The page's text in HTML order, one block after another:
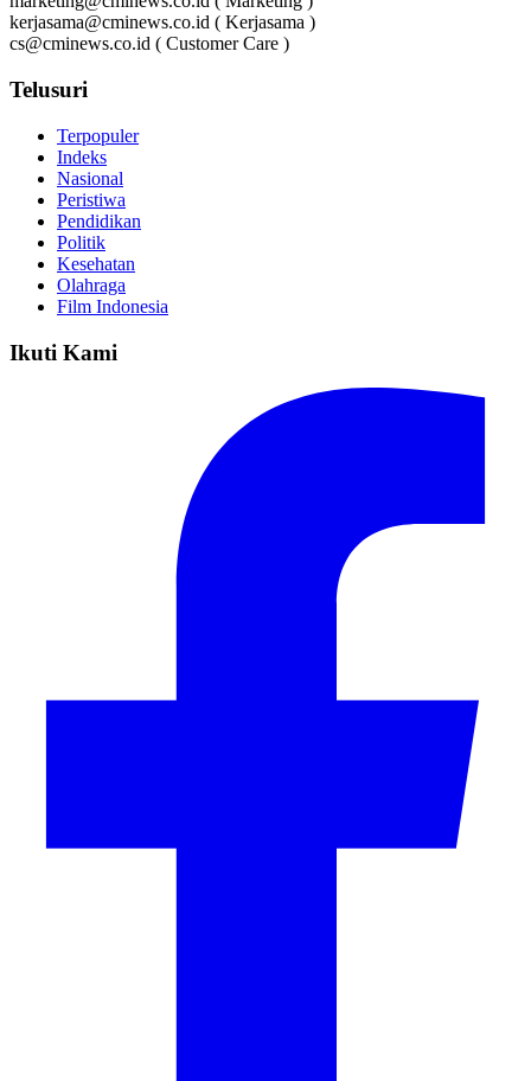
kerjasama@cminews.co.id ( Kerjasama )
cs@cminews.co.id ( Customer Care )
Telusuri
Terpopuler
Indeks
Nasional
Peristiwa
Pendidikan
Politik
Kesehatan
Olahraga
Film Indonesia
Ikuti Kami